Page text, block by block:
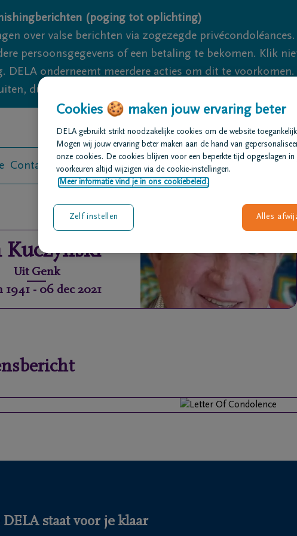
(poging tot oplichting)
over valse berichten via zogezegde
persoonsgegevens of een betaling te bekomen. Klik
DELA onderneemt meerdere acties om dit te
dus blijf waakzaam.
Contact Uitvaart regelen Overlijdensberichten
Kuczynski
Uit Genk
1941 - 06 dec 2021
staat voor je klaar
Cookies 🍪 maken jouw ervaring beter
DELA gebruikt strikt noodzakelijke cookies om de website
Mogen wij jouw ervaring beter maken aan de hand van
onze cookies. De cookies blijven voor een beperkte tijd opgeslagen in
voorkeuren altijd wijzigen via de cookie-instellingen.
Meer informatie vind je in ons cookiebeleid.
Alles
Zelf instellen